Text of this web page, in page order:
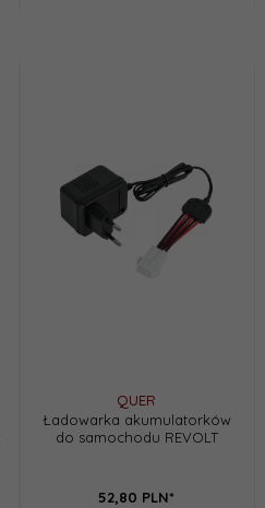
QUER
Ładowarka akumulatorków
do samochodu REVOLT
52,80 PLN*